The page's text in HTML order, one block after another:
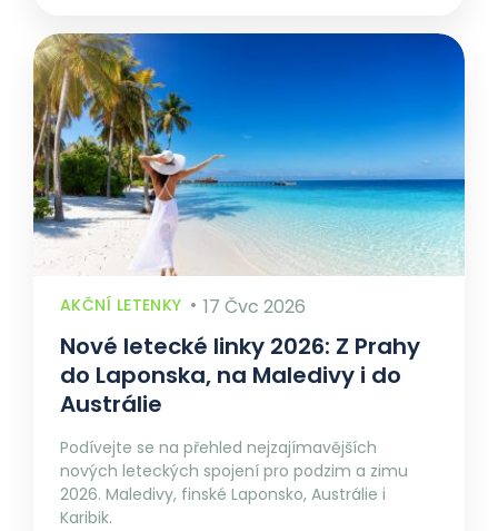
AKČNÍ LETENKY 17 Čvc 2026
Nové letecké linky 2026: Z Prahy
do Laponska, na Maledivy i do
Austrálie
Podívejte se na přehled nejzajímavějších
nových leteckých spojení pro podzim a zimu
2026. Maledivy, finské Laponsko, Austrálie i
Karibik.